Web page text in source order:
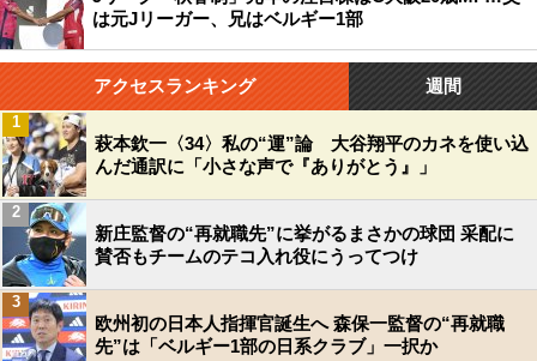
は元Jリーガー、兄はベルギー1部
アクセスランキング 週間
萩本欽一〈34〉私の“運”論 大谷翔平のカネを使い込
んだ通訳に「小さな声で『ありがとう』」
1
新庄監督の“再就職先”に挙がるまさかの球団 采配に
賛否もチームのテコ入れ役にうってつけ
2
欧州初の日本人指揮官誕生へ 森保一監督の“再就職
先”は「ベルギー1部の日系クラブ」一択か
3